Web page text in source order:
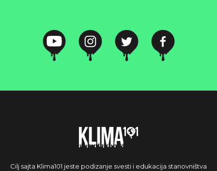
Cilj sajta Klima101 jeste podizanje svesti i edukacija stanovništva